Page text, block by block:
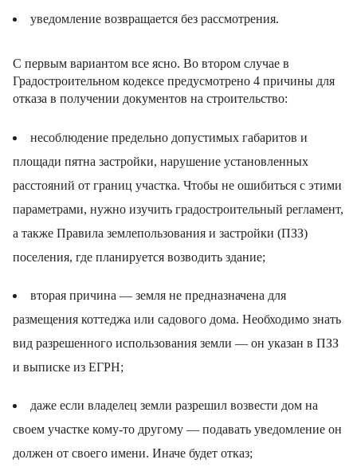
уведомление возвращается без рассмотрения.
С первым вариантом все ясно. Во втором случае в
Градостроительном кодексе предусмотрено 4 причины для
отказа в получении документов на строительство:
несоблюдение предельно допустимых габаритов и
площади пятна застройки, нарушение установленных
расстояний от границ участка. Чтобы не ошибиться с этими
параметрами, нужно изучить градостроительный регламент,
а также Правила землепользования и застройки (ПЗЗ)
поселения, где планируется возводить здание;
вторая причина — земля не предназначена для
размещения коттеджа или садового дома. Необходимо знать
вид разрешенного использования земли — он указан в ПЗЗ
и выписке из ЕГРН;
даже если владелец земли разрешил возвести дом на
своем участке кому-то другому — подавать уведомление он
должен от своего имени. Иначе будет отказ;